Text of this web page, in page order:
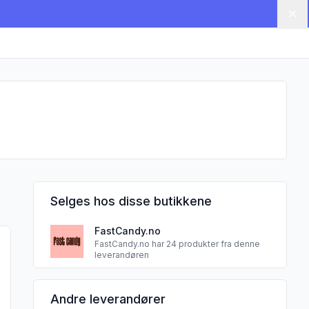
Dried Ultimate Pakke"
"Crunch Punch Freeze-Dried Crunchy Rainbows 200
Selges hos disse butikkene
FastCandy.no
FastCandy.no har 24 produkter fra denne
leverandøren
Andre leverandører